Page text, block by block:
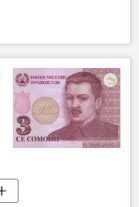
Коронавирус дар Русия ва ҷаҳон: охирин хабару гузоришҳо